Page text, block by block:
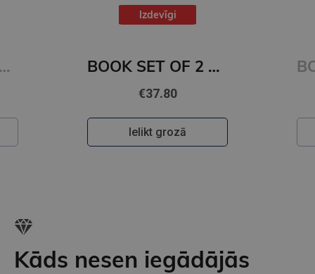
With Us + It Starts with Us
Izdevīgi
BOOK SET OF 2 Titles: Alchemy of Secrets + Wild Reverence
€37.80
Ielikt grozā
Kāds nesen iegādājās